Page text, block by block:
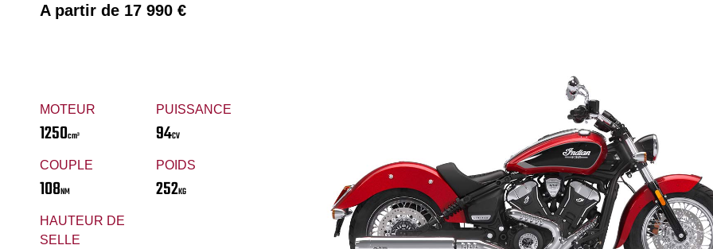
A partir de 17 990 €
MOTEUR
1250cm³
PUISSANCE
94CV
COUPLE
108NM
POIDS
252KG
HAUTEUR DE
SELLE